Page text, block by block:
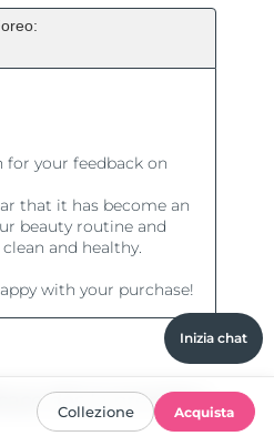
Inizia chat
Collezione Acquista